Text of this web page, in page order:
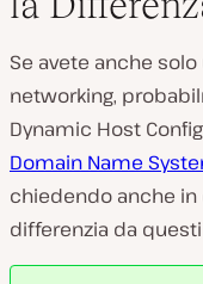
Se avete anche
networking,
Dynamic Host
Domain Name
chiedendo anche in
differenzia da